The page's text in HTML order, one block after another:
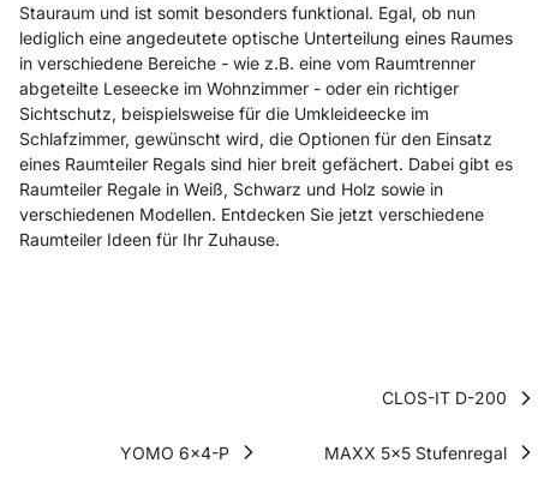
Stauraum und ist somit besonders funktional. Egal, ob nun
lediglich eine angedeutete optische Unterteilung eines Raumes
in verschiedene Bereiche - wie z.B. eine vom Raumtrenner
abgeteilte Leseecke im Wohnzimmer - oder ein richtiger
Sichtschutz, beispielsweise für die Umkleideecke im
Schlafzimmer, gewünscht wird, die Optionen für den Einsatz
eines Raumteiler Regals sind hier breit gefächert. Dabei gibt es
Raumteiler Regale in Weiß, Schwarz und Holz sowie in
verschiedenen Modellen. Entdecken Sie jetzt verschiedene
Raumteiler Ideen für Ihr Zuhause.
CLOS-IT D-200
YOMO 6x4-P MAXX 5x5 Stufenregal